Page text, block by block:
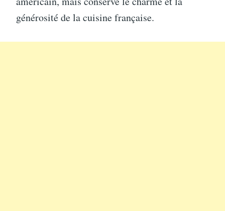
générosité de la cuisine française.